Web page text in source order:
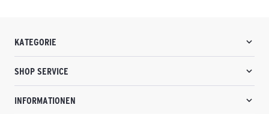
KATEGORIE
SHOP SERVICE
INFORMATIONEN